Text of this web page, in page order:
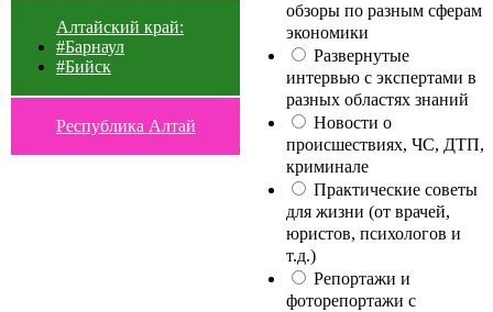
Алтайский край:
#Барнаул
#Бийск
Республика Алтай
обзоры по разным сферам
экономики
Развернутые
интервью с экспертами в
разных областях знаний
Новости о
происшествиях, ЧС, ДТП,
криминале
Практические советы
для жизни (от врачей,
юристов, психологов и
т.д.)
Репортажи и
фоторепортажи с